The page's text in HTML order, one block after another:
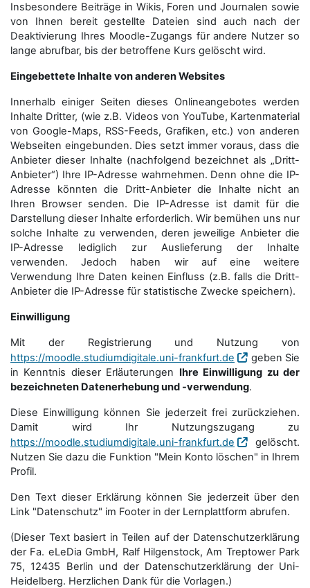
Insbesondere Beiträge in Wikis, Foren und Journalen sowie
von Ihnen bereit gestellte Dateien sind auch nach der
Deaktivierung Ihres Moodle-Zugangs für andere Nutzer so
lange abrufbar, bis der betroffene Kurs gelöscht wird.
Eingebettete Inhalte von anderen Websites
Innerhalb einiger Seiten dieses Onlineangebotes werden
Inhalte Dritter, (wie z.B. Videos von YouTube, Kartenmaterial
von Google-Maps, RSS-Feeds, Grafiken, etc.) von anderen
Webseiten eingebunden. Dies setzt immer voraus, dass die
Anbieter dieser Inhalte (nachfolgend bezeichnet als „Dritt-
Anbieter“) Ihre IP-Adresse wahrnehmen. Denn ohne die IP-
Adresse könnten die Dritt-Anbieter die Inhalte nicht an
Ihren Browser senden. Die IP-Adresse ist damit für die
Darstellung dieser Inhalte erforderlich. Wir bemühen uns nur
solche Inhalte zu verwenden, deren jeweilige Anbieter die
IP-Adresse lediglich zur Auslieferung der Inhalte
verwenden. Jedoch haben wir auf eine weitere
Verwendung Ihre Daten keinen Einfluss (z.B. falls die Dritt-
Anbieter die IP-Adresse für statistische Zwecke speichern).
Einwilligung
Mit der Registrierung und Nutzung von
https://moodle.studiumdigitale.uni-frankfurt.de
geben Sie
in Kenntnis dieser Erläuterungen Ihre Einwilligung zu der
bezeichneten Datenerhebung und -verwendung.
Diese Einwilligung können Sie jederzeit frei zurückziehen.
Damit wird Ihr Nutzungszugang zu
https://moodle.studiumdigitale.uni-frankfurt.de
gelöscht.
Nutzen Sie dazu die Funktion "Mein Konto löschen" in Ihrem
Profil.
Den Text dieser Erklärung können Sie jederzeit über den
Link "Datenschutz" im Footer in der Lernplattform abrufen.
(Dieser Text basiert in Teilen auf der Datenschutzerklärung
der Fa. eLeDia GmbH, Ralf Hilgenstock, Am Treptower Park
75, 12435 Berlin und der Datenschutzerklärung der Uni-
Heidelberg. Herzlichen Dank für die Vorlagen.)